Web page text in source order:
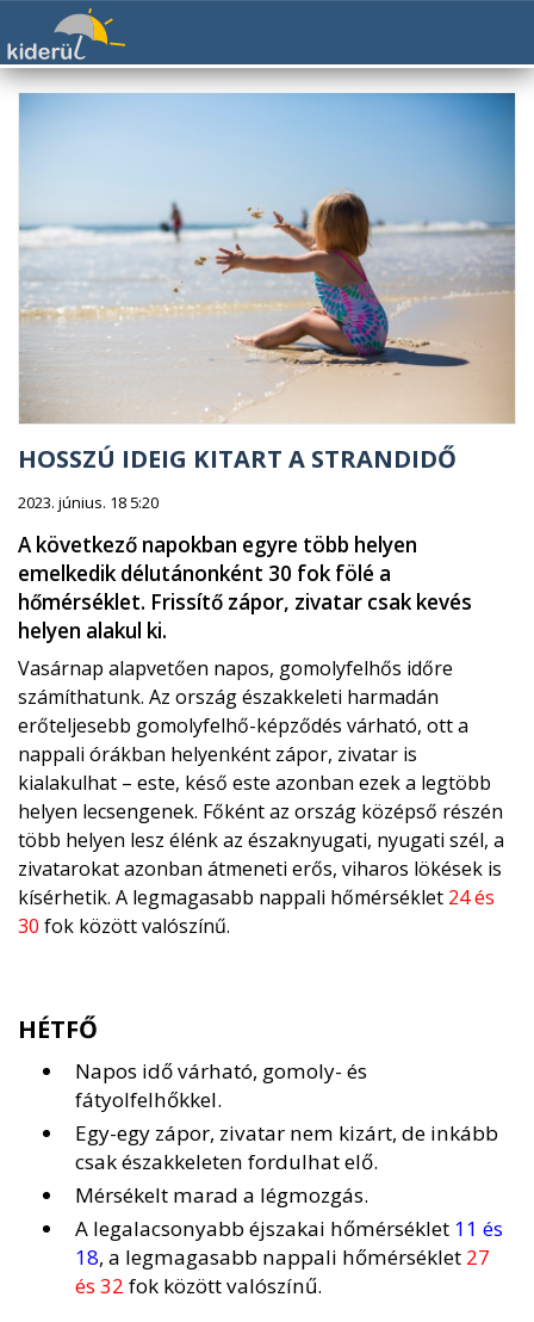
HOSSZÚ IDEIG KITART A STRANDIDŐ
2023. június. 18 5:20
A következő napokban egyre több helyen
emelkedik délutánonként 30 fok fölé a
hőmérséklet. Frissítő zápor, zivatar csak kevés
helyen alakul ki.
Vasárnap alapvetően napos, gomolyfelhős időre
számíthatunk. Az ország északkeleti harmadán
erőteljesebb gomolyfelhő-képződés várható, ott a
nappali órákban helyenként zápor, zivatar is
kialakulhat – este, késő este azonban ezek a legtöbb
helyen lecsengenek. Főként az ország középső részén
több helyen lesz élénk az északnyugati, nyugati szél, a
zivatarokat azonban átmeneti erős, viharos lökések is
kísérhetik. A legmagasabb nappali hőmérséklet 24 és
30 fok között valószínű.
HÉTFŐ
Napos idő várható, gomoly- és
fátyolfelhőkkel.
Egy-egy zápor, zivatar nem kizárt, de inkább
csak északkeleten fordulhat elő.
Mérsékelt marad a légmozgás.
A legalacsonyabb éjszakai hőmérséklet 11 és
18, a legmagasabb nappali hőmérséklet 27
és 32 fok között valószínű.